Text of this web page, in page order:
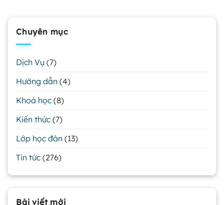
Chuyên mục
Dịch Vụ (7)
Hướng dẫn (4)
Khoá học (8)
Kiến thức (7)
Lớp học đàn (13)
Tin tức (276)
Bài viết mới